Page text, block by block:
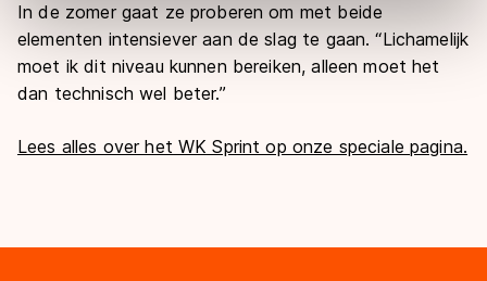
Door op ‘Toestaan’ te klikken, stemt u in met deze
overdracht. Meer informatie vindt u in onscookiebeleid.
In de zomer gaat ze proberen om met beide
elementen intensiever aan de slag te gaan. “Lichamelijk
moet ik dit niveau kunnen bereiken, alleen moet het
dan technisch wel beter.”
Lees alles over het WK Sprint op onze speciale pagina.